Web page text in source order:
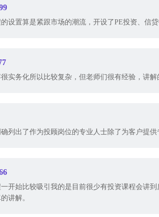
设置算是紧跟市场的潮流，开设了PE投资、信
实务化所以比较复杂，但老师们很有经验，讲
列出了作为投顾岗位的专业人士除了为客户提
开始比较吸引我的是目前很少有投资课程会讲
讲解。